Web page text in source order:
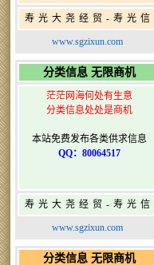
寿光大尧经贸-寿光信
息网-免费信息发布网-
www.sgzixun.com
分类信息 无限商机
茫茫网海何处有生意
分类信息处处是商机
本站免费发布各类供求信息
QQ：80064517
寿光大尧经贸-寿光信
息网-免费信息发布网-
www.sgzixun.com
分类信息 无限商机